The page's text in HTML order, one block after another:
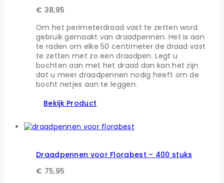
€ 38,95
Om het perimeterdraad vast te zetten word
gebruik gemaakt van draadpennen. Het is aan
te raden om elke 50 centimeter de draad vast
te zetten met zo een draadpen. Legt u
bochten aan met het draad dan kan het zijn
dat u meer draadpennen nodig heeft om de
bocht netjes aan te leggen.
Bekijk Product
Draadpennen voor Florabest – 400 stuks
€ 75,95